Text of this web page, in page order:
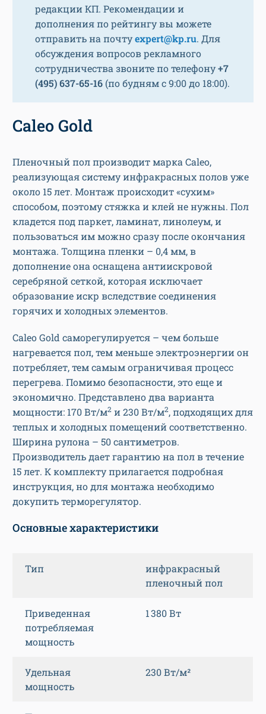
редакции КП. Рекомендации и
дополнения по рейтингу вы можете
отправить на почтуexpert@kp.ru. Для
обсуждения вопросов рекламного
сотрудничества звоните по телефону+7
(495) 637-65-16 (по будням с 9:00 до 18:00).
Caleo Gold
Пленочный пол производит марка Caleo,
реализующая систему инфракрасных полов уже
около 15 лет. Монтаж происходит «сухим»
способом, поэтому стяжка и клей не нужны. Пол
кладется под паркет, ламинат, линолеум, и
пользоваться им можно сразу после окончания
монтажа. Толщина пленки – 0,4 мм, в
дополнение она оснащена антиискровой
серебряной сеткой, которая исключает
образование искр вследствие соединения
горячих и холодных элементов.
Caleo Gold саморегулируется – чем больше
нагревается пол, тем меньше электроэнергии он
потребляет, тем самым ограничивая процесс
перегрева. Помимо безопасности, это еще и
экономично. Представлено два варианта
мощности: 170 Вт/м2 и 230 Вт/м2, подходящих для
теплых и холодных помещений соответственно.
Ширина рулона – 50 сантиметров.
Производитель дает гарантию на пол в течение
15 лет. К комплекту прилагается подробная
инструкция, но для монтажа необходимо
докупить терморегулятор.
Основные характеристики
Тип
инфракрасный
пленочный пол
Приведенная
потребляемая
мощность
1 380 Вт
Удельная
мощность
230 Вт/м²